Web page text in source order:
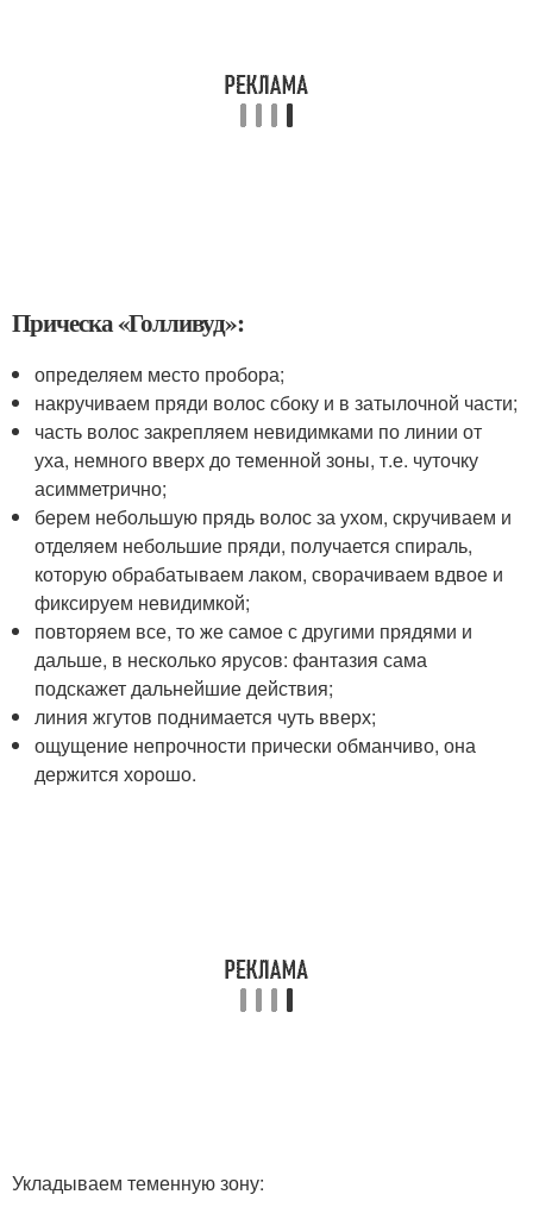
Прическа «Голливуд»:
определяем место пробора;
накручиваем пряди волос сбоку и в затылочной части;
часть волос закрепляем невидимками по линии от
уха, немного вверх до теменной зоны, т.е. чуточку
асимметрично;
берем небольшую прядь волос за ухом, скручиваем и
отделяем небольшие пряди, получается спираль,
которую обрабатываем лаком, сворачиваем вдвое и
фиксируем невидимкой;
повторяем все, то же самое с другими прядями и
дальше, в несколько ярусов: фантазия сама
подскажет дальнейшие действия;
линия жгутов поднимается чуть вверх;
ощущение непрочности прически обманчиво, она
держится хорошо.
Укладываем теменную зону: